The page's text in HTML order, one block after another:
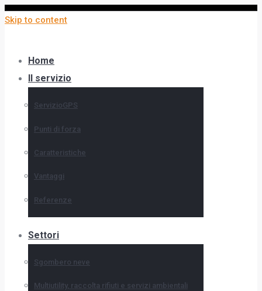
Skip to content
Home
Il servizio
ServizioGPS
Punti di forza
Caratteristiche
Vantaggi
Referenze
Settori
Sgombero neve
Multiutility, raccolta rifiuti e servizi ambientali